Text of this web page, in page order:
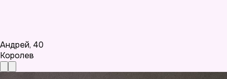
Андрей, 40
Королев